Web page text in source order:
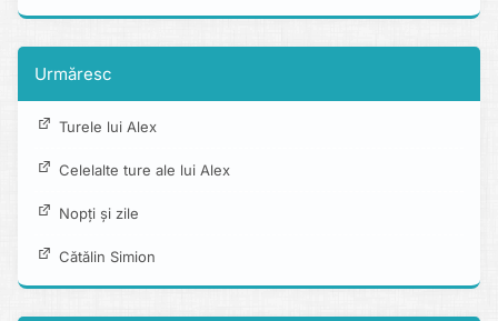
Urmăresc
Turele lui Alex
Celelalte ture ale lui Alex
Nopți și zile
Cătălin Simion